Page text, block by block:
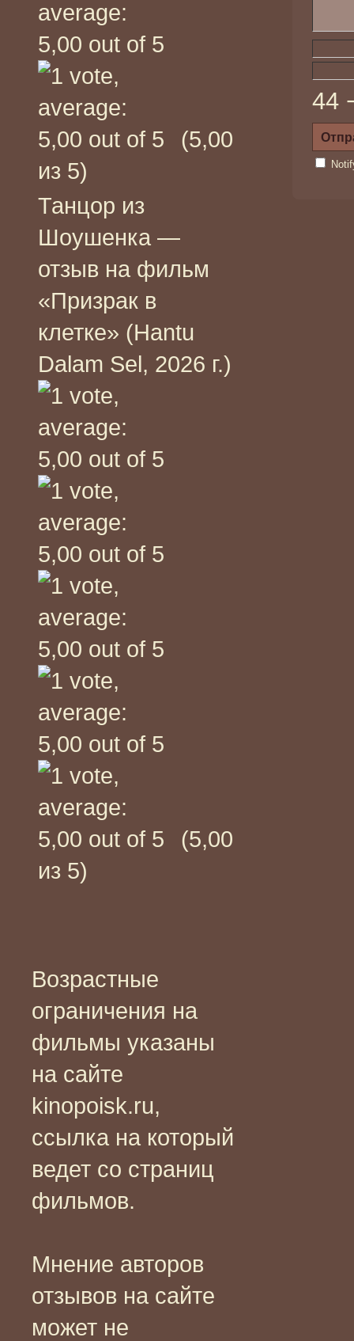
(5,00
из 5)
Танцор из
Шоушенка —
отзыв на фильм
«Призрак в
клетке» (Hantu
Dalam Sel, 2026 г.)
(5,00
из 5)
Возрастные
ограничения на
фильмы указаны
на сайте
kinopoisk.ru,
ссылка на который
ведет со страниц
фильмов.
Мнение авторов
отзывов на сайте
может не
44